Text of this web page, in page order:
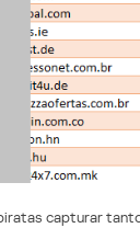
capturar